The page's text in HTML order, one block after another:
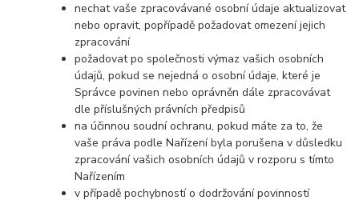
nechat vaše zpracovávané osobní údaje aktualizovat
nebo opravit, popřípadě požadovat omezení jejich
zpracování
požadovat po společnosti výmaz vašich osobních
údajů, pokud se nejedná o osobní údaje, které je
Správce povinen nebo oprávněn dále zpracovávat
dle příslušných právních předpisů
na účinnou soudní ochranu, pokud máte za to, že
vaše práva podle Nařízení byla porušena v důsledku
zpracování vašich osobních údajů v rozporu s tímto
Nařízením
v případě pochybností o dodržování povinností